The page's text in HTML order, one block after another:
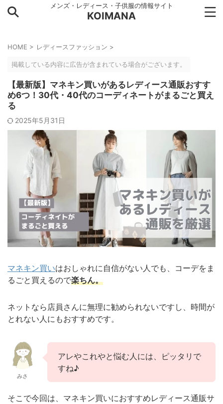
メンズ・レディース・子供服の情報サイト
KOIMANA
HOME > レディースファッション >
掲載している内容に広告が含まれている場合がございます。
【最新版】マネキン買いがあるレディース通販おすす
め6つ！30代・40代のコーディネートがまるごと買え
る
2025年5月31日
マネキン買いはおしゃれに自信がない人でも、コーデをま
るごと買えるので楽ちん。
ネットなら店員さんに無理に勧められないですし、時間が
とれない人にもおすすめです。
みさ
アレやこれやと悩む人には、ピッタリで
すね♪
そこで今回は、マネキン買いにおすすめレディース通販サ